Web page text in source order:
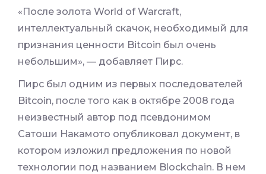
«После золота World of Warcraft,
интеллектуальный скачок, необходимый для
признания ценности Bitcoin был очень
небольшим», — добавляет Пирс.
Пирс был одним из первых последователей
Bitcoin, после того как в октябре 2008 года
неизвестный автор под псевдонимом
Сатоши Накамото опубликовал документ, в
котором изложил предложения по новой
технологии под названием Blockchain. В нем